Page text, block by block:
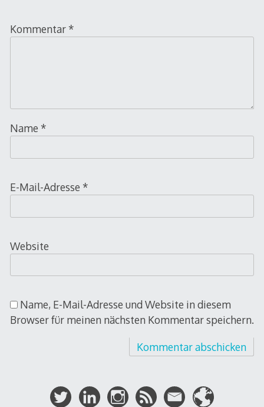
Kommentar *
Name *
E-Mail-Adresse *
Website
Name, E-Mail-Adresse und Website in diesem
Browser für meinen nächsten Kommentar speichern.